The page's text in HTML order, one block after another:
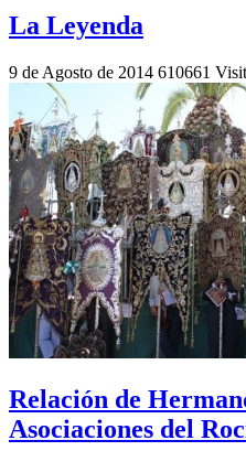
La Leyenda
9 de Agosto de 2014 610661
Relación de
Asociaciones del